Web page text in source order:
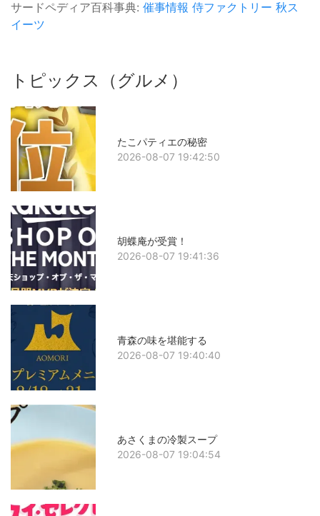
サードペディア百科事典: 催事情報 侍ファクトリー 秋ス
イーツ
トピックス（グルメ）
たこパティエの秘密
2026-08-07 19:42:50
胡蝶庵が受賞！
2026-08-07 19:41:36
青森の味を堪能する
2026-08-07 19:40:40
あさくまの冷製スープ
2026-08-07 19:04:54